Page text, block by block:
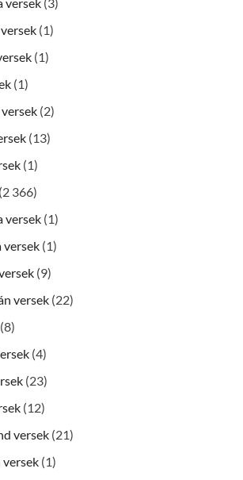
(1)
(1)
(1)
(2)
(13)
(1)
(2 366)
versek (1)
versek (1)
(9)
versek (22)
(8)
(4)
(23)
(12)
versek (21)
(1)